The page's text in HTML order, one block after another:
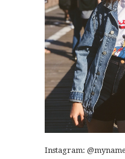
Instagram: